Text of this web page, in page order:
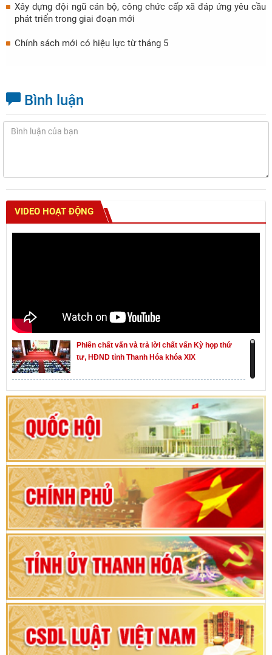
Xây dựng đội ngũ cán bộ, công chức cấp xã đáp ứng yêu cầu
phát triển trong giai đoạn mới
Chính sách mới có hiệu lực từ tháng 5
Bình luận
VIDEO HOẠT ĐỘNG
Phiên chất vấn và trả lời chất vấn Kỳ họp thứ
tư, HĐND tỉnh Thanh Hóa khóa XIX
Khai mạc kỳ họp thứ Nhất, Quốc hội khóa XVI
Hướng dẫn quy trình bỏ phiếu bầu cử ĐBQH
khoá XVI và đại biểu HĐND các cấp nhiệm kỳ
2026-2031
80 năm Quốc hội Việt Nam: vì lợi ích Nhân dân,
vì sự phát triển của đất nước
Bộ Chính trị duyệt nội dung Đại hội đại biểu
Đảng bộ tỉnh Thanh Hóa lần thứ XX, nhiệm kỳ
2025 - 2030
Đại hội đại biểu Đảng bộ xã Yên Thọ lần thứ I,
nhiệm kỳ 2025 – 2030
Đại hội Đảng bộ xã Yên Ninh lần thứ nhất,
nhiệm kỳ 2025 - 2030